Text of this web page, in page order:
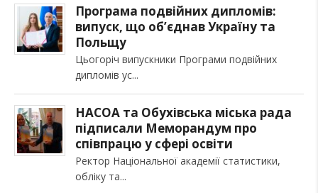
Програма подвійних дипломів:
випуск, що об’єднав Україну та
Польщу
Цьогоріч випускники Програми подвійних
дипломів ус
НАСОА та Обухівська міська рада
підписали Меморандум про
співпрацю у сфері освіти
Ректор Національної академії статистики,
обліку та